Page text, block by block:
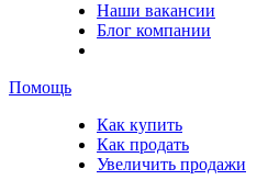
Наши вакансии
Блог компании
Помощь
Как купить
Как продать
Увеличить продажи